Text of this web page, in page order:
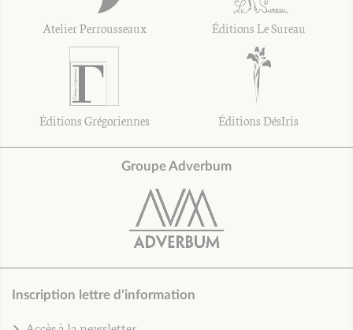
Atelier Perrousseaux Éditions Le Sureau
Éditions Grégoriennes Éditions DésIris
Groupe Adverbum
Inscription lettre d'information